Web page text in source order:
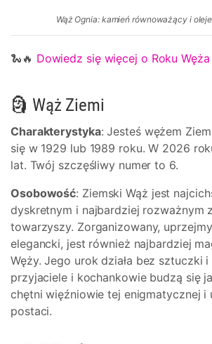
Wąż Ognia: kamień równoważący i
🐍🔥 Dowiedz się więcej o Roku Węża
🗿 Wąż Ziemi
Charakterystyka: Jesteś wężem
się w 1929 lub 1989 roku. W 2026
lat. Twój szczęśliwy numer to 6.
Osobowość: Ziemski Wąż jest
dyskretnym i najbardziej rozważnym
towarzyszy. Zorganizowany,
elegancki, jest również najbardziej
Węży. Jego urok działa bez sztuczki
przyjaciele i kochankowie budzą się
chętni więźniowie tej enigmatycznej i
postaci.